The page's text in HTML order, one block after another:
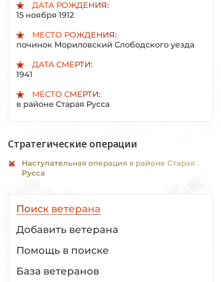
ДАТА РОЖДЕНИЯ:
15 ноября 1912
МЕСТО РОЖДЕНИЯ:
починок Мориловский Слободского уезда
ДАТА СМЕРТИ:
1941
МЕСТО СМЕРТИ:
в районе Старая Русса
Стратегические операции
Наступательная операция в районе Старая
Русса
Поиск ветерана
Добавить ветерана
Помощь в поиске
База ветеранов